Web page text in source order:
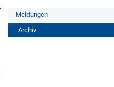
Meldungen
Archiv